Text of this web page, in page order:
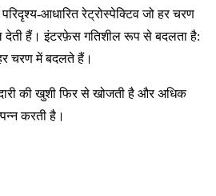
आधारित रेट्रोस्पेक्टिव जो हर चरण
देती हैं। इंटरफ़ेस गतिशील रूप से बदलता है:
चरण में बदलते हैं।
की खुशी फिर से खोजती है और अधिक
करती है।